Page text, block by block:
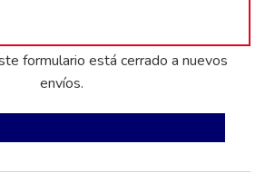
formulario está cerrado a nuevos
envíos.